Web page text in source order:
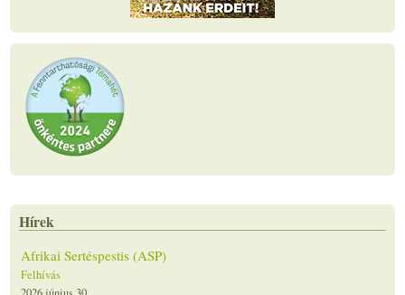
Hírek
Afrikai Sertéspestis (ASP)
Felhívás
2026 június 30.